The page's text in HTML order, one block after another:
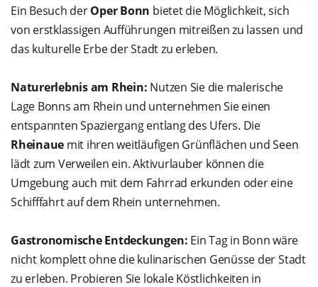
Ein Besuch derOper Bonn bietet die Möglichkeit, sich
von erstklassigen Aufführungen mitreißen zu lassen und
das kulturelle Erbe der Stadt zu erleben.
Naturerlebnis am Rhein: Nutzen Sie die malerische
Lage Bonns am Rhein und unternehmen Sie einen
entspannten Spaziergang entlang des Ufers. Die
Rheinaue mit ihren weitläufigen Grünflächen und Seen
lädt zum Verweilen ein. Aktivurlauber können die
Umgebung auch mit dem Fahrrad erkunden oder eine
Schifffahrt auf dem Rhein unternehmen.
Gastronomische Entdeckungen: Ein Tag in Bonn wäre
nicht komplett ohne die kulinarischen Genüsse der Stadt
zu erleben. Probieren Sie lokale Köstlichkeiten in